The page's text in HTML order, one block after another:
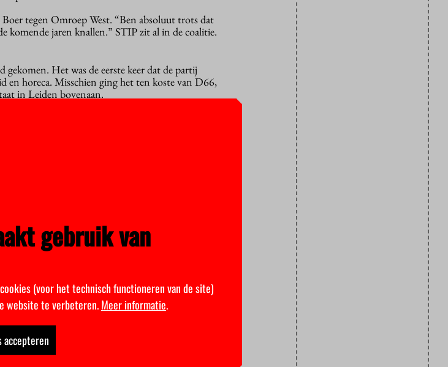
tegen Omroep West. “Ben absoluut trots dat
komende jaren knallen.” STIP zit al in de coalitie.
gekomen. Het was de eerste keer dat de partij
en horeca. Misschien ging het ten koste van D66,
in Leiden bovenaan.
drie zetels. Wellicht heeft het die zetels op
levert wel twee zetels in.
en dat geldt ook voor Wageningen
en nieuwkomers met een student als
de grootste partij, namelijk in Eindhoven,
die van vijf naar negen zetels gaat en
blijft ‘Leefbaar’ de grootste partij. In
eindigde Burger Belangen op nummer
studenten, laten vaak een vergelijkbaar
op gelijke hoogte. GroenLinks is ook
(achter de verliezende PvdA).
gebruik van
(voor het technisch functioneren van de site)
website te verbeteren.Meer informatie.
accepteren